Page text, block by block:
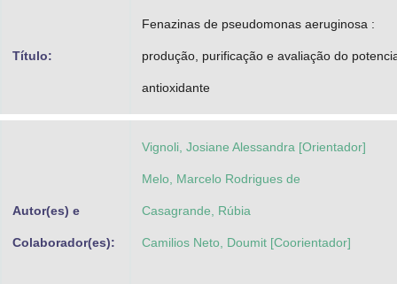
Planalto
Título:
Fenazinas de pseudomonas aeruginosa :
produção, purificação e avaliação do
antioxidante
Autor(es) e
Colaborador(es):
Vignoli, Josiane Alessandra [Orientador]
Melo, Marcelo Rodrigues de
Casagrande, Rúbia
Camilios Neto, Doumit [Coorientador]